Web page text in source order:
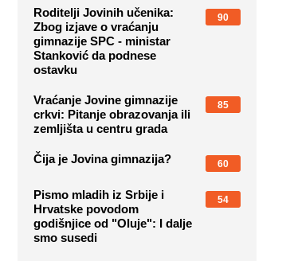
Roditelji Jovinih učenika:
Zbog izjave o vraćanju
gimnazije SPC - ministar
Stanković da podnese
ostavku
90
Vraćanje Jovine gimnazije
crkvi: Pitanje obrazovanja ili
zemljišta u centru grada
85
Čija je Jovina gimnazija? 60
Pismo mladih iz Srbije i
Hrvatske povodom
godišnjice od "Oluje": I dalje
smo susedi
54